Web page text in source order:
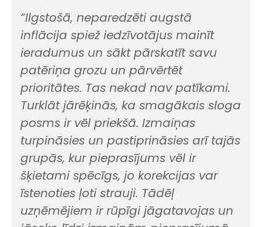
“Ilgstošā, neparedzēti augstā
inflācija spiež iedzīvotājus mainīt
ieradumus un sākt pārskatīt savu
patēriņa grozu un pārvērtēt
prioritātes. Tas nekad nav patīkami.
Turklāt jārēķinās, ka smagākais sloga
posms ir vēl priekšā. Izmaiņas
turpināsies un pastiprināsies arī tajās
grupās, kur pieprasījums vēl ir
šķietami spēcīgs, jo korekcijas var
īstenoties ļoti strauji. Tādēļ
uzņēmējiem ir rūpīgi jāgatavojas un